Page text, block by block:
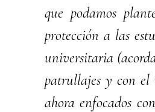
que podamos
protección a las
universitaria
patrullajes y con el
ahora enfocados